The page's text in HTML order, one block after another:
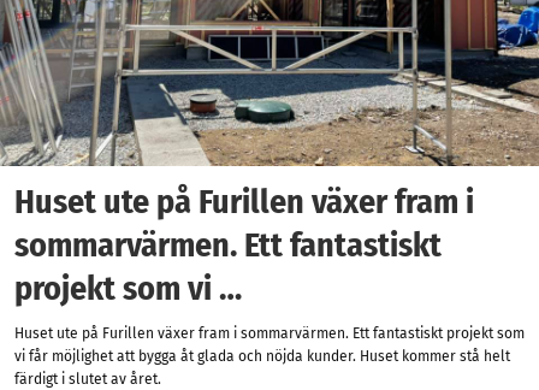
Huset ute på Furillen växer fram i
sommarvärmen. Ett fantastiskt
projekt som vi …
Huset ute på Furillen växer fram i sommarvärmen. Ett fantastiskt projekt som
vi får möjlighet att bygga åt glada och nöjda kunder. Huset kommer stå helt
färdigt i slutet av året.